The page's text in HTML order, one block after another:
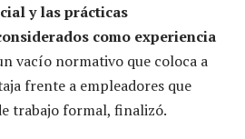
y las prácticas
como experiencia
vacío normativo que coloca a
frente a empleadores que
trabajo formal, finalizó.